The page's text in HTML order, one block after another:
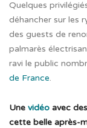
Quelques
déhancher sur les
des guests de
palmarès
ravi le public
de France.
Une vidéo avec
cette belle après-